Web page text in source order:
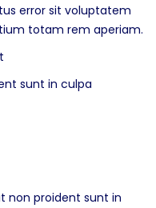
error sit voluptatem
totam rem aperiam.
sunt in culpa
non proident sunt in